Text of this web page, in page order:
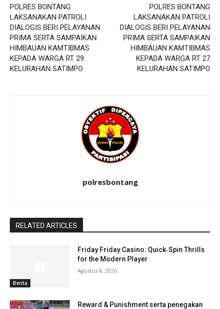
POLRES BONTANG
LAKSANAKAN PATROLI
DIALOGIS BERI PELAYANAN
PRIMA SERTA SAMPAIKAN
HIMBAUAN KAMTIBMAS
KEPADA WARGA RT 29
KELURAHAN SATIMPO
POLRES BONTANG
LAKSANAKAN PATROLI
DIALOGIS BERI PELAYANAN
PRIMA SERTA SAMPAIKAN
HIMBAUAN KAMTIBMAS
KEPADA WARGA RT 27
KELURAHAN SATIMPO
polresbontang
RELATED ARTICLES
Berita
Friday Friday Casino: Quick‑Spin Thrills
for the Modern Player
Agustus 8, 2026
Reward & Punishment serta penegakan